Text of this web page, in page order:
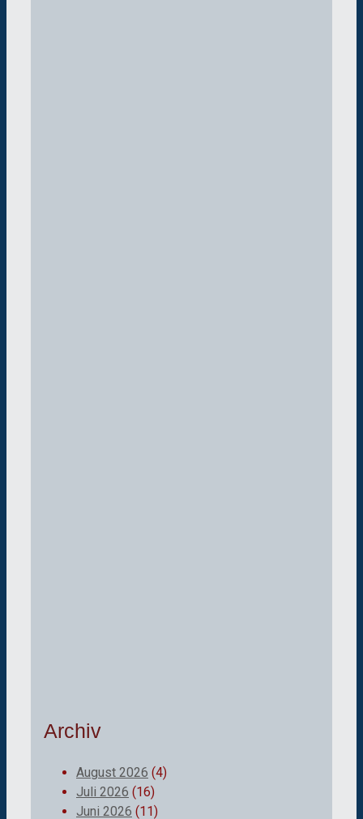
Archiv
August 2026 (4)
Juli 2026 (16)
Juni 2026 (11)